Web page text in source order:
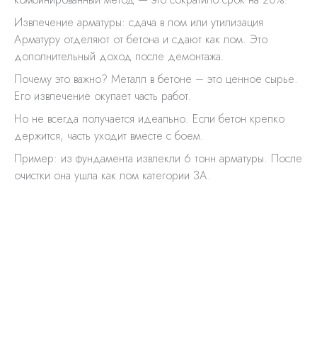
Извлечение арматуры: сдача в лом или утилизация
Арматуру отделяют от бетона и сдают как лом. Это
дополнительный доход после демонтажа.
Почему это важно? Металл в бетоне – это ценное сырье.
Его извлечение окупает часть работ.
Но не всегда получается идеально. Если бетон крепко
держится, часть уходит вместе с боем.
Пример: из фундамента извлекли 6 тонн арматуры. После
очистки она ушла как лом категории 3А.